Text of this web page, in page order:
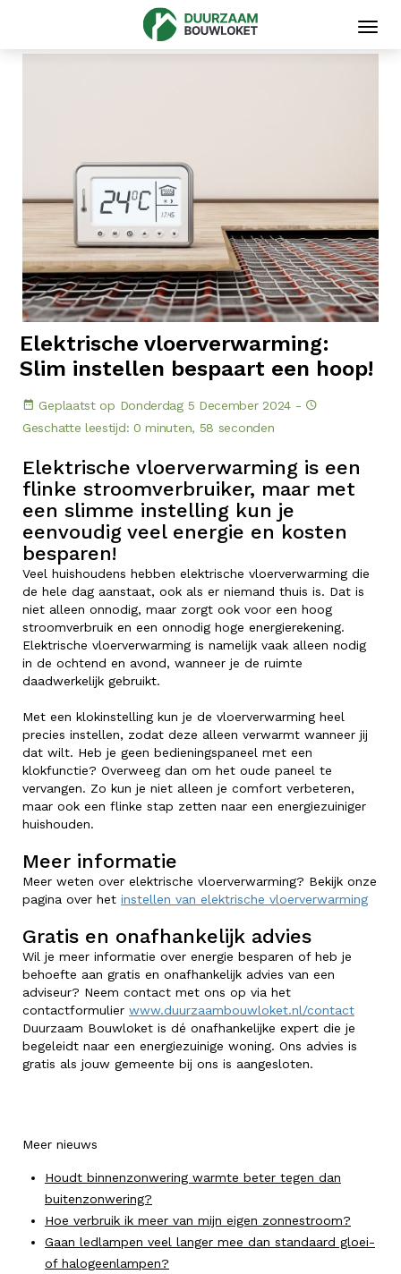
Elektrische vloerverwarming:
Slim instellen bespaart een hoop!
Geplaatst op Donderdag 5 December 2024 -
Geschatte leestijd: 0 minuten, 58 seconden
Elektrische vloerverwarming is een
flinke stroomverbruiker, maar met
een slimme instelling kun je
eenvoudig veel energie en kosten
besparen!
Veel huishoudens hebben elektrische vloerverwarming die
de hele dag aanstaat, ook als er niemand thuis is. Dat is
niet alleen onnodig, maar zorgt ook voor een hoog
stroomverbruik en een onnodig hoge energierekening.
Elektrische vloerverwarming is namelijk vaak alleen nodig
in de ochtend en avond, wanneer je de ruimte
daadwerkelijk gebruikt.
Met een klokinstelling kun je de vloerverwarming heel
precies instellen, zodat deze alleen verwarmt wanneer jij
dat wilt. Heb je geen bedieningspaneel met een
klokfunctie? Overweeg dan om het oude paneel te
vervangen. Zo kun je niet alleen je comfort verbeteren,
maar ook een flinke stap zetten naar een energiezuiniger
huishouden.
Meer informatie
Meer weten over elektrische vloerverwarming? Bekijk onze
pagina over het instellen van elektrische vloerverwarming
Gratis en onafhankelijk advies
Wil je meer informatie over energie besparen of heb je
behoefte aan gratis en onafhankelijk advies van een
adviseur? Neem contact met ons op via het
contactformulier www.duurzaambouwloket.nl/contact
Duurzaam Bouwloket is dé onafhankelijke expert die je
begeleidt naar een energiezuinige woning. Ons advies is
gratis als jouw gemeente bij ons is aangesloten.
Meer nieuws
Houdt binnenzonwering warmte beter tegen dan
buitenzonwering?
Hoe verbruik ik meer van mijn eigen zonnestroom?
Gaan ledlampen veel langer mee dan standaard gloei-
of halogeenlampen?